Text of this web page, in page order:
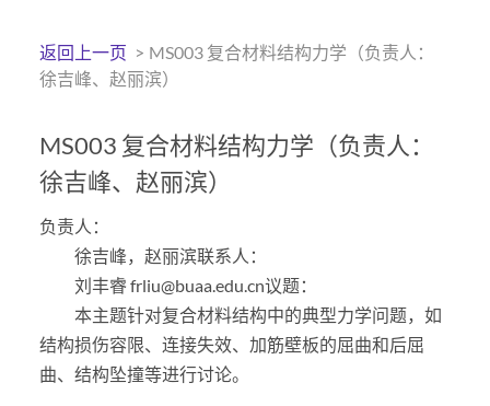
返回上一页 > MS003 复合材料结构力学（负责人：
徐吉峰、赵丽滨）
MS003 复合材料结构力学（负责人：
徐吉峰、赵丽滨）
负责人：
徐吉峰，赵丽滨联系人：
刘丰睿 frliu@buaa.edu.cn议题：
本主题针对复合材料结构中的典型力学问题，如
结构损伤容限、连接失效、加筋壁板的屈曲和后屈
曲、结构坠撞等进行讨论。